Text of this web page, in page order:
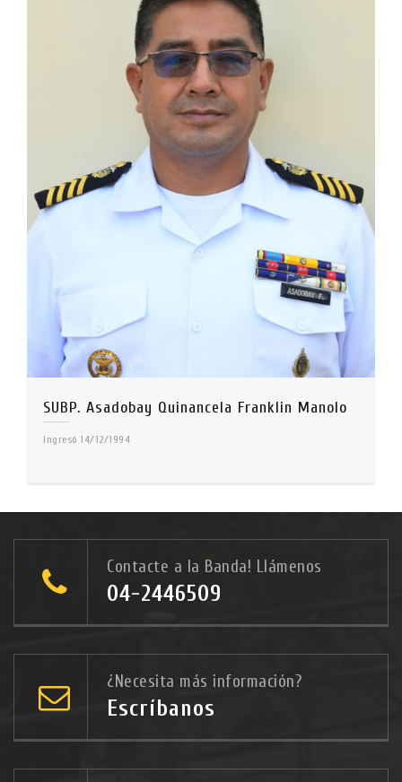
SUBP. Asadobay Quinancela Franklin Manolo
Ingresó 14/12/1994
Contacte a la Banda! Llámenos
04-2446509
¿Necesita más información?
Escríbanos